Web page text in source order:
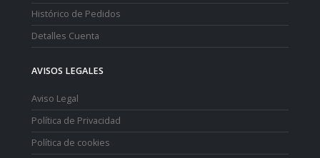
Histórico de Pedidos
Detalles Cuenta
AVISOS LEGALES
Aviso Legal
Política de Privacidad
Política de cookies